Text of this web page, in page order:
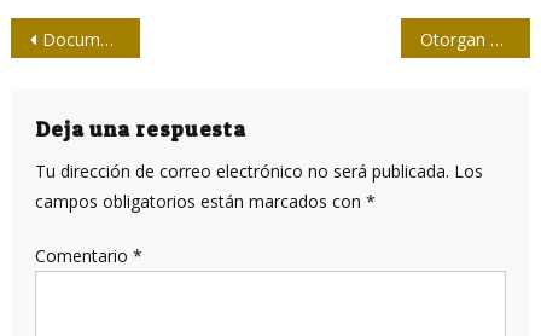
Navegación
entradas
Documental y libro rescatan la vida de “Tania”, la guerrillera Otorgan premio anual de la ACN a joven periodista granmense
Deja una respuesta
Tu dirección de correo electrónico no será publicada. Los
campos obligatorios están marcados con *
Comentario *